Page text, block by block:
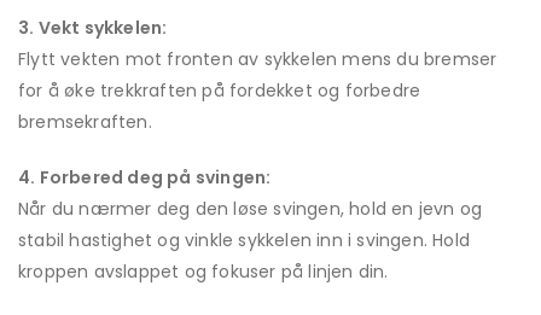
3. Vekt sykkelen:
Flytt vekten mot fronten av sykkelen mens du bremser
for å øke trekkraften på fordekket og forbedre
bremsekraften.
4. Forbered deg på svingen:
Når du nærmer deg den løse svingen, hold en jevn og
stabil hastighet og vinkle sykkelen inn i svingen. Hold
kroppen avslappet og fokuser på linjen din.